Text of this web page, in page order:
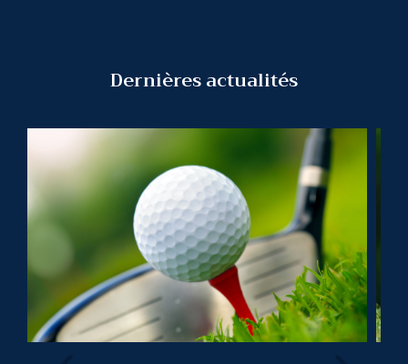
Dernières actualités